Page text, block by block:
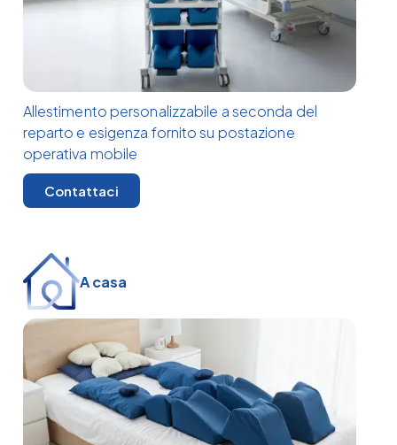
Allestimento personalizzabile a seconda del
reparto e esigenza fornito su postazione
operativa mobile
Contattaci
A casa